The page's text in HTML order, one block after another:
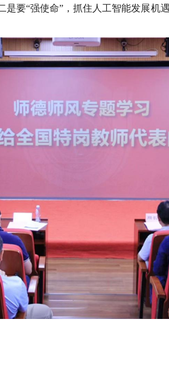
要“强使命”，抓住人工智能发展